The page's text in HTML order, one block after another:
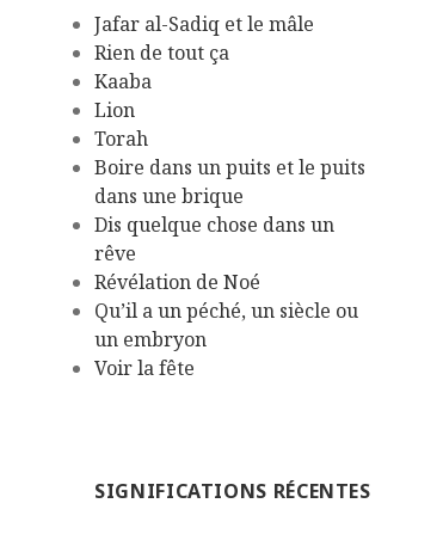
Jafar al-Sadiq et le mâle
Rien de tout ça
Kaaba
Lion
Torah
Boire dans un puits et le puits
dans une brique
Dis quelque chose dans un
rêve
Révélation de Noé
Qu’il a un péché, un siècle ou
un embryon
Voir la fête
SIGNIFICATIONS RÉCENTES